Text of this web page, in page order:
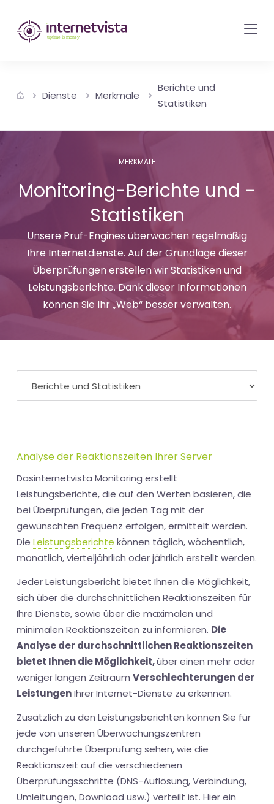
internetvista
Monitoring
von
und
-
Uptime
Money
Dienste Merkmale
Berichte und
Statistiken
MERKMALE
Monitoring-Berichte und -
Statistiken
Unsere Prüf-Engines überwachen regelmäßig
Ihre Internetdienste. Auf der Grundlage dieser
Überprüfungen erstellen wir Statistiken und
Leistungsberichte. Dank dieser Informationen
können Sie Ihr „Web“ besser verwalten.
Analyse der Reaktionszeiten Ihrer Server
Dasinternetvista Monitoring erstellt
Leistungsberichte, die auf den Werten basieren, die
bei Überprüfungen, die jeden Tag mit der
gewünschten Frequenz erfolgen, ermittelt werden.
Die Leistungsberichte können täglich, wöchentlich,
monatlich, vierteljährlich oder jährlich erstellt werden.
Jeder Leistungsbericht bietet Ihnen die Möglichkeit,
sich über die durchschnittlichen Reaktionszeiten für
Ihre Dienste, sowie über die maximalen und
minimalen Reaktionszeiten zu informieren. Die
Analyse der durchschnittlichen Reaktionszeiten
bietet Ihnen die Möglichkeit,über einen mehr oder
weniger langen Zeitraum Verschlechterungen der
LeistungenIhrer Internet-Dienste zu erkennen.
Zusätzlich zu den Leistungsberichten können Sie für
jede von unseren Überwachungszentren
durchgeführte Überprüfung sehen, wie die
Reaktionszeit auf die verschiedenen
Überprüfungsschritte (DNS-Auflösung, Verbindung,
Umleitungen, Download usw.) verteilt ist. Hier ein